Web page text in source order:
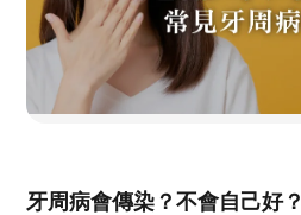
牙周病會傳染？不會自己好